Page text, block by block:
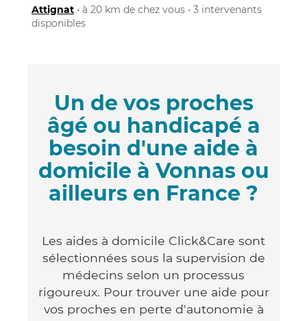
Attignat • à 20 km de chez vous • 3 intervenants
disponibles
Un de vos proches
âgé ou handicapé a
besoin d'une aide à
domicile à Vonnas ou
ailleurs en France ?
Les aides à domicile Click&Care sont
sélectionnées sous la supervision de
médecins selon un processus
rigoureux. Pour trouver une aide pour
vos proches en perte d'autonomie à